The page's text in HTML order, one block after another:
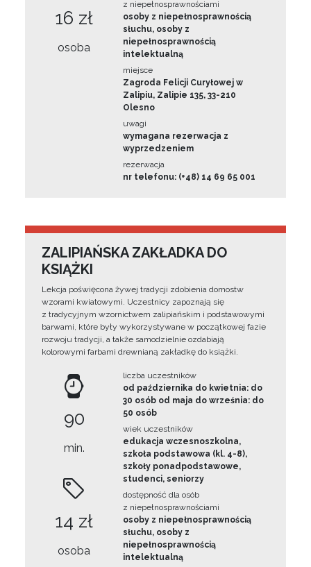
16 zł
osoba
z niepełnosprawnościami
osoby z niepełnosprawnością
słuchu, osoby z
niepełnosprawnością
intelektualną
miejsce
Zagroda Felicji Curyłowej w
Zalipiu, Zalipie 135, 33-210
Olesno
uwagi
wymagana rezerwacja z
wyprzedzeniem
rezerwacja
nr telefonu: (+48) 14 69 65 001
ZALIPIAŃSKA ZAKŁADKA DO
KSIĄŻKI
Lekcja poświęcona żywej tradycji zdobienia domostw
wzorami kwiatowymi. Uczestnicy zapoznają się
z tradycyjnym wzornictwem zalipiańskim i podstawowymi
barwami, które były wykorzystywane w początkowej fazie
rozwoju tradycji, a także samodzielnie ozdabiają
kolorowymi farbami drewnianą zakładkę do książki.
90
min.
14 zł
osoba
liczba uczestników
od października do kwietnia: do
30 osób od maja do września: do
50 osób
wiek uczestników
edukacja wczesnoszkolna,
szkoła podstawowa (kl. 4-8),
szkoły ponadpodstawowe,
studenci, seniorzy
dostępność dla osób
z niepełnosprawnościami
osoby z niepełnosprawnością
słuchu, osoby z
niepełnosprawnością
intelektualną